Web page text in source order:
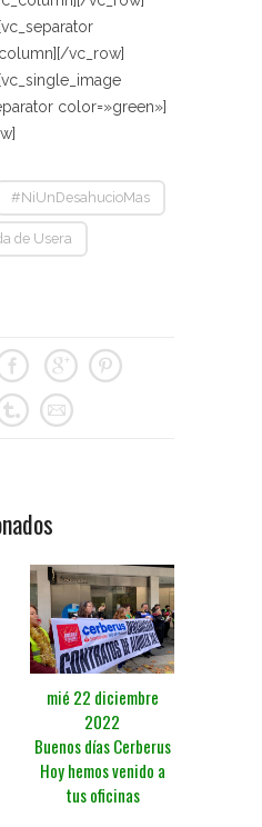
vc_row]
color=»green»]
#NiUnDesahucioMas
de Usera
mié 22 diciembre
2022
Buenos días Cerberus
Hoy hemos venido a
tus oficinas